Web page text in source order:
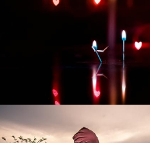
Развитие интернет-
Смотреть